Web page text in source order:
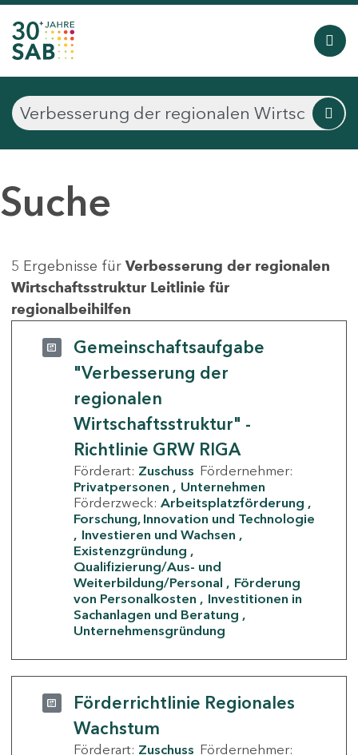
Suche
5 Ergebnisse für Verbesserung der regionalen
Wirtschaftsstruktur Leitlinie für
regionalbeihilfen
Gemeinschaftsaufgabe
"Verbesserung der
regionalen
Wirtschaftsstruktur" -
Richtlinie GRW RIGA
Förderart: Zuschuss Fördernehmer:
Privatpersonen
Unternehmen
Förderzweck: Arbeitsplatzförderung
Forschung, Innovation und Technologie
Investieren und Wachsen
Existenzgründung
Qualifizierung/Aus- und
Weiterbildung/Personal
Förderung
von Personalkosten
Investitionen in
Sachanlagen und Beratung
Unternehmensgründung
Förderrichtlinie Regionales
Wachstum
Förderart: Zuschuss Fördernehmer: